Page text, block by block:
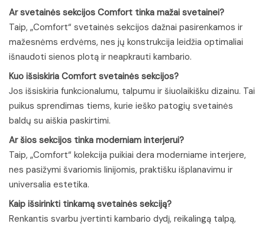
Ar svetainės sekcijos Comfort tinka mažai svetainei?
Taip, „Comfort“ svetainės sekcijos dažnai pasirenkamos ir
mažesnėms erdvėms, nes jų konstrukcija leidžia optimaliai
išnaudoti sienos plotą ir neapkrauti kambario.
Kuo išsiskiria Comfort svetainės sekcijos?
Jos išsiskiria funkcionalumu, talpumu ir šiuolaikišku dizainu. Tai
puikus sprendimas tiems, kurie ieško patogių svetainės
baldų su aiškia paskirtimi.
Ar šios sekcijos tinka moderniam interjerui?
Taip, „Comfort“ kolekcija puikiai dera moderniame interjere,
nes pasižymi švariomis linijomis, praktišku išplanavimu ir
universalia estetika.
Kaip išsirinkti tinkamą svetainės sekciją?
Renkantis svarbu įvertinti kambario dydį, reikalingą talpą,